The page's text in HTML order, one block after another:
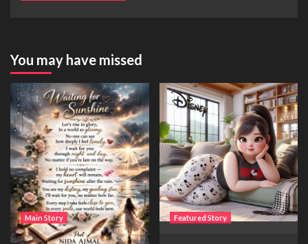
You may have missed
Main Story Featured Story